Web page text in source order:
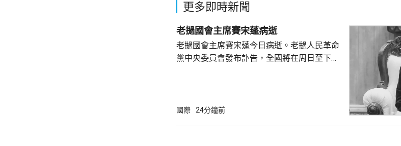
更多即時新聞
老撾國會主席賽宋蓬病逝
老撾國會主席賽宋蓬今日病逝。老撾人民革命
黨中央委員會發布訃告，全國將在周日至下周
國際 24分鐘前